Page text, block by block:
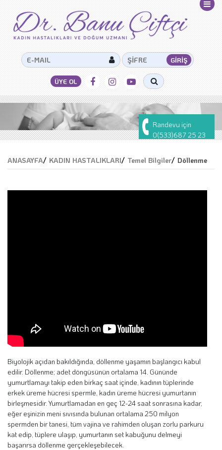
Randevu için
0(533)687 25 23
ANASAYFA/ KADIN HASTALIKLARI/ Temel Bilgiler/ Döllenme
Biyolojik açıdan bakıldığında, döllenme yaşamın başlangıcı kabul
edilir. Döllenme; adet döngüsünün ortalama 14. Gününde
yumurtlamayı takip eden birkaç saat içinde, kadının tüplerinde
erkek üreme hücresi spermle, kadın üreme hücresi yumurtanın
birleşmesidir. Yumurtlamadan en geç 12-24 saat sonrasına kadar,
eğer eşinizin meni sıvısında bulunan ortalama 250 milyon
spermden bir tanesi, tüm vajina ve rahimden oluşan zorlu parkuru
kat edip, tüplere ulaşıp, yumurtanın set kabuğunu delmeyi
başarırsa döllenme gerçekleşebilecek.